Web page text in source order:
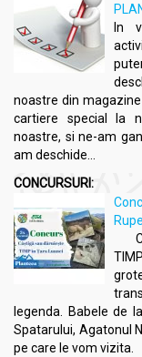
In
noastre din
cartiere special la
noastre, si ne-am
am deschide...
CONCURSURI:
legenda. Babele de
Spatarului, Agatonul
pe care le vom vizita.